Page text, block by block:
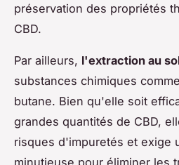
préservation des propriétés
CBD.
Par ailleurs, l'extraction au
substances chimiques
butane. Bien qu'elle soit
grandes quantités de CBD,
risques d'impuretés et exige
minutieuse pour éliminer les